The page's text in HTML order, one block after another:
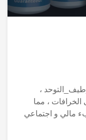
،
الخرافات ، مما
مالي و اجتماعي